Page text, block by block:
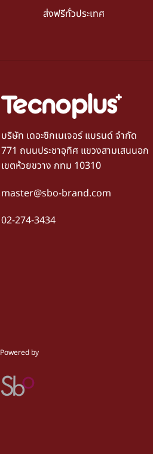
ส่งฟรีทั่วประเทศ
บริษัท เดอะซิกเนเจอร์ แบรนด์ จำกัด
771 ถนนประชาอุทิศ แขวงสามเสนนอก
เขตห้วยขวาง กทม 10310
master@sbo-brand.com
02-274-3434
Powered by